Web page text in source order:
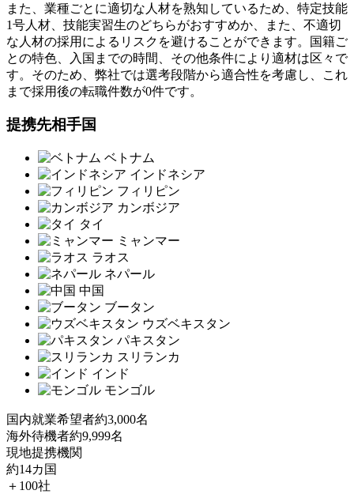
また、業種ごとに適切な人材を熟知しているため、特定技能
1号人材、技能実習生のどちらがおすすめか、また、不適切
な人材の採用によるリスクを避けることができます。国籍ご
との特色、入国までの時間、その他条件により適材は区々で
す。そのため、弊社では選考段階から適合性を考慮し、これ
まで採用後の転職件数が0件です。
提携先相手国
ベトナム
インドネシア
フィリピン
カンボジア
タイ
ミャンマー
ラオス
ネパール
中国
ブータン
ウズベキスタン
パキスタン
スリランカ
インド
モンゴル
国内就業希望者約3,000名
海外待機者約9,999名
現地提携機関
約14カ国
＋100社